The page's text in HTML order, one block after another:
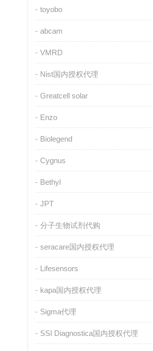
toyobo
abcam
VMRD
Nist国内授权代理
Greatcell solar
Enzo
Biolegend
Cygnus
Bethyl
JPT
分子生物试剂代购
seracare国内授权代理
Lifesensors
kapa国内授权代理
Sigma代理
SSI Diagnostica国内授权代理